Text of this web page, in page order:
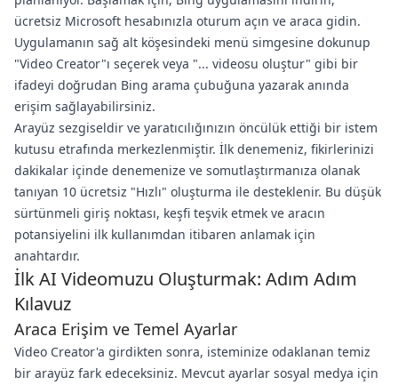
ücretsiz Microsoft hesabınızla oturum açın ve araca gidin.
Uygulamanın sağ alt köşesindeki menü simgesine dokunup
"Video Creator"ı seçerek veya "... videosu oluştur" gibi bir
ifadeyi doğrudan Bing arama çubuğuna yazarak anında
erişim sağlayabilirsiniz.
Arayüz sezgiseldir ve yaratıcılığınızın öncülük ettiği bir istem
kutusu etrafında merkezlenmiştir. İlk denemeniz, fikirlerinizi
dakikalar içinde denemenize ve somutlaştırmanıza olanak
tanıyan 10 ücretsiz "Hızlı" oluşturma ile desteklenir. Bu düşük
sürtünmeli giriş noktası, keşfi teşvik etmek ve aracın
potansiyelini ilk kullanımdan itibaren anlamak için
anahtardır.
İlk AI Videomuzu Oluşturmak: Adım Adım
Kılavuz
Araca Erişim ve Temel Ayarlar
Video Creator'a girdikten sonra, isteminize odaklanan temiz
bir arayüz fark edeceksiniz. Mevcut ayarlar sosyal medya için